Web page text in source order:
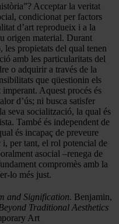
Acceptar la veritat
condicionat per factors
d’art reprodueix i a la
origen material. Durant
les propietats del qual tenen
amb les particularitats del
o adquirir a través de la
que qüestionin els
Aquest procés és
d’ús; ni busca satisfer
seva socialització, la qual és
També és independent de
és incapaç de preveure
per tant, el rol potencial de
asocial –renega de
compromès amb la
de fer-lo més just.
and Signification. Benjamin,
Traditional Aesthetics
Art